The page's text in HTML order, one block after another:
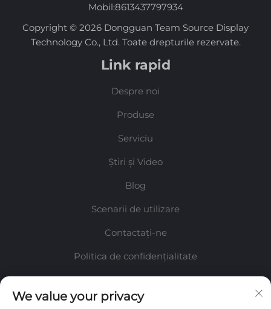
Mobil:8613437797934
Copyright © 2026 Dongguan Team Source Display
Technology Co., Ltd. Toate drepturile rezervate.
Link rapid
Despre noi
Produse
Serviciu
Știri și Video
Blog
Scenarii de utilizare
Contactați-ne
Politica de confidențialitate
Informații
We value your privacy